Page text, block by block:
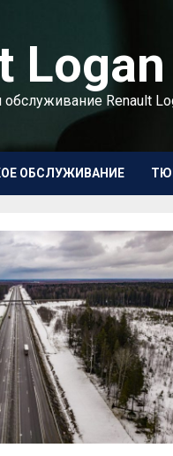
Logan
обслуживание Renault
ОБСЛУЖИВАНИЕ